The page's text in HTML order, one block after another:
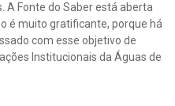
A Fonte do Saber está aberta
é muito gratificante, porque há
com esse objetivo de
Institucionais da Águas de